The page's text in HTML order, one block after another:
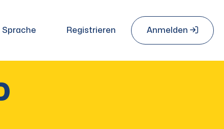
Sprache Registrieren Anmelden